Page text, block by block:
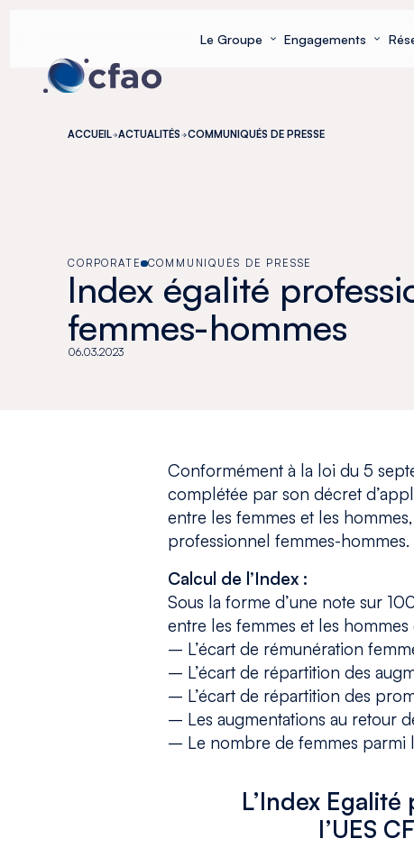
Le Groupe Engagements
ACCUEIL ACTUALITÉS COMMUNIQUÉS DE PRESSE
CORPORATE COMMUNIQUÉS DE PRESSE
Index égalité
femmes-hommes
06.03.2023
Conformément à la loi du 5
complétée par son décret
entre les femmes et les
professionnel femmes-hommes.
Calcul de l’Index :
Sous la forme d’une note sur
entre les femmes et les
– L’écart de rémunération
– L’écart de répartition des
– L’écart de répartition des
– Les augmentations au retour
– Le nombre de femmes parmi
L’Index
l’UES